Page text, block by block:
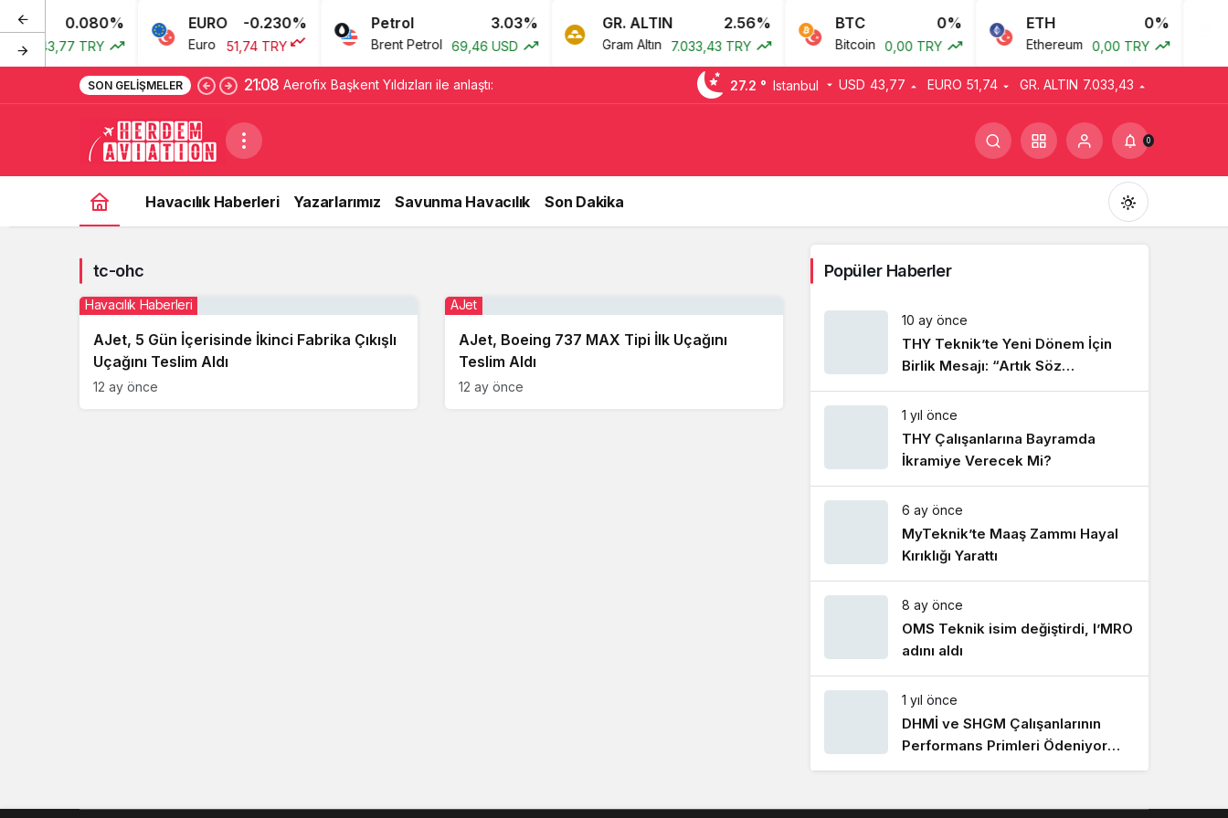
0.080%
43,77 TRY
EURO -0.230%
Euro 51,74 TRY
Petrol 3.03%
Brent Petrol 69,46 USD
GR. ALTIN 2.56%
Gram Altın 7.033,43 TRY
BTC 0%
Bitcoin 0,00 TRY
ETH 0%
Ethereum 0,00 TRY
SON GELIŞMELER 21:08 Aerofix Başkent Yıldızları ile anlaştı: 27.2 ° Istanbul USD 43,77 EURO 51,74 GR. ALTIN 7.033,43
0
Havacılık Haberleri Yazarlarımız Savunma Havacılık Son Dakika
Gündüz Modu
Gündüz modunu seçin.
Gece Modu
Gece modunu seçin.
Sistem modunu seçin.
tc-ohc
AJet, 5 Gün İçerisinde İkinci Fabrika Çıkışlı
Uçağını Teslim Aldı
Havacılık Haberleri
12 ay önce
AJet, Boeing 737 MAX Tipi İlk Uçağını
Teslim Aldı
AJet
12 ay önce
Popüler Haberler
10 ay önce
THY Teknik’te Yeni Dönem İçin
Birlik Mesajı: “Artık Söz
Emekçinin”
1 yıl önce
THY Çalışanlarına Bayramda
İkramiye Verecek Mi?
6 ay önce
MyTeknik’te Maaş Zammı Hayal
Kırıklığı Yarattı
8 ay önce
OMS Teknik isim değiştirdi, I’MRO
adını aldı
1 yıl önce
DHMİ ve SHGM Çalışanlarının
Performans Primleri Ödeniyor
Mu?